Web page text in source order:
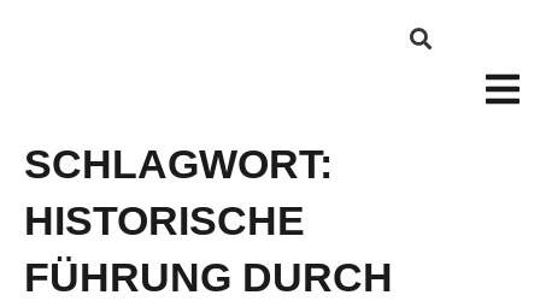
SCHLAGWORT:
HISTORISCHE
FÜHRUNG DURCH